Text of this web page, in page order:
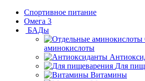
Спортивное питание
Омега 3
БАДы
аминокислоты
Для
Витамины